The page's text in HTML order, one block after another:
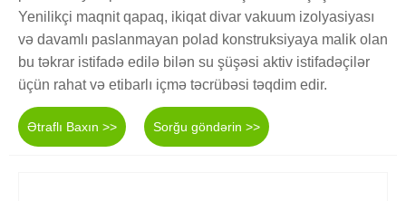
Yenilikçi maqnit qapaq, ikiqat divar vakuum izolyasiyası
və davamlı paslanmayan polad konstruksiyaya malik olan
bu təkrar istifadə edilə bilən su şüşəsi aktiv istifadəçilər
üçün rahat və etibarlı içmə təcrübəsi təqdim edir.
Ətraflı Baxın >> Sorğu göndərin >>